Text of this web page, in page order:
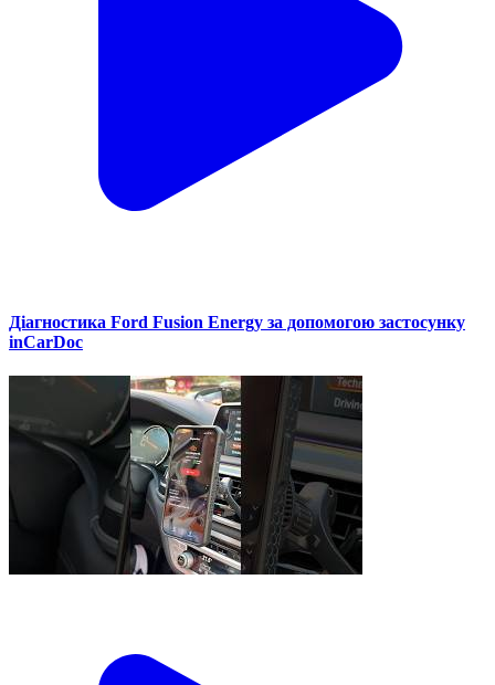
Діагностика Ford Fusion Energy за допомогою застосунку
inCarDoc